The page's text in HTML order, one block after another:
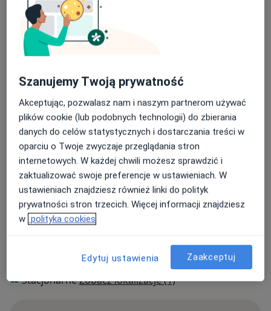
Ukończyłem kursy USG jamy brzusznej Medelight,
kurs „USG w urologii” Roztoczańskiej Szkoły
Ultrasonografii, kurs „USG moszny” USG Trener
w Warszawie, „Warsztaty praktyczne w zakresie
operacyjnego wysiłkowego nietrzymania moczu” MPC
w Toruniu, „Nowoczesne leczenie kamicy nerkowej i
moczowodowej przy pomocy giętkiego URS oraz
innych technik endoskopowych oraz leczenie BPH przy
pomocy lasera holmowego” w EMC Szpital Św. Anny w
Piasecznie.
więcejO mnie
Zakres porad
Urologia
Główne obszary pomocy
Choroby nerek
Choroby układu moczowego
Rak pęcherza moczowego
Rodzaje konsultacji
StacjonarneZobacz lokalizacje (1)
Szanujemy Twoją prywatność
Akceptując, pozwalasz nam i naszym partnerom używać
plików cookie (lub podobnych technologii) do zbierania
danych do celów statystycznych i dostarczania treści w
oparciu o Twoje zwyczaje przeglądania stron
internetowych. W każdej chwili możesz sprawdzić i
zaktualizować swoje preferencje w ustawieniach. W
ustawieniach znajdziesz również linki do polityk
prywatności stron trzecich. Więcej informacji znajdziesz
w polityka cookies
Edytuj ustawienia Zaakceptuj